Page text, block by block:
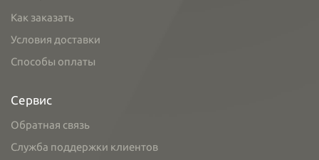
Как заказать
Условия доставки
Способы оплаты
Сервис
Обратная связь
Служба поддержки клиентов